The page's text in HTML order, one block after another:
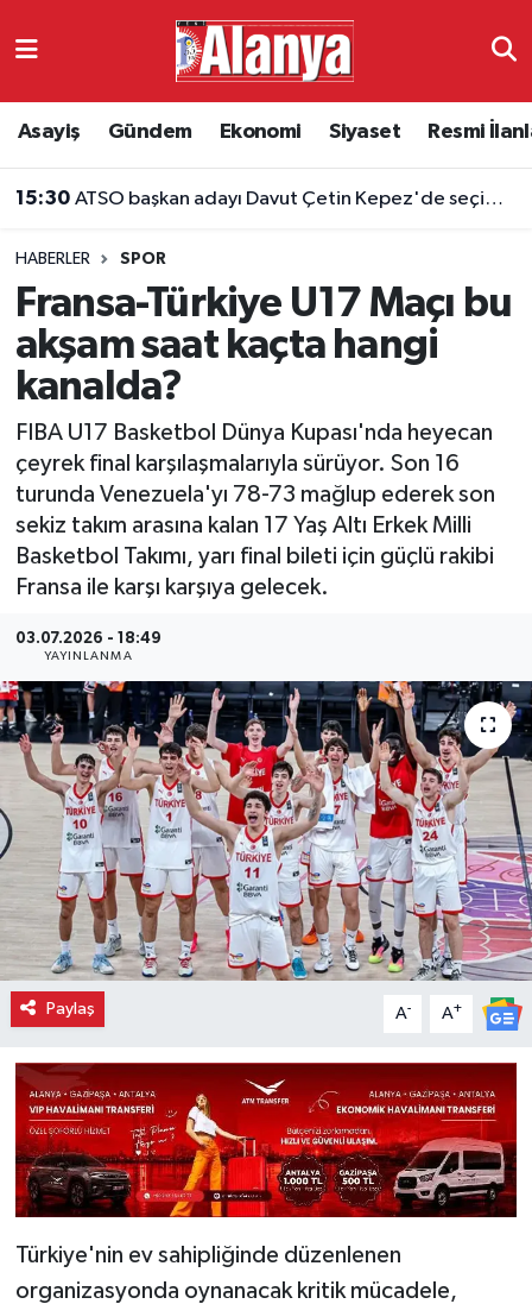
Asayiş Gündem Ekonomi Siyaset Resmi
15:30 ATSO başkan adayı Davut Çetin Kepez'de seçim ofisini açtı
HABERLER SPOR
Fransa-Türkiye U17 Maçı bu
akşam saat kaçta hangi
kanalda?
FIBA U17 Basketbol Dünya Kupası'nda heyecan
çeyrek final karşılaşmalarıyla sürüyor. Son 16
turunda Venezuela'yı 78-73 mağlup ederek son
sekiz takım arasına kalan 17 Yaş Altı Erkek Milli
Basketbol Takımı, yarı final bileti için güçlü rakibi
Fransa ile karşı karşıya gelecek.
03.07.2026 - 18:49
YAYINLANMA
Paylaş A- A+
Türkiye'nin ev sahipliğinde düzenlenen
organizasyonda oynanacak kritik mücadele,
Ekonomi
Resmi İlanlar
Alanyaspor
Turizm
E-Gazete
Antalya Namaz Vakitleri
Süper Lig Puan Durumu ve Fikstür
Tüm Manşetler
Son Dakika Haberleri
Haber Arşivi